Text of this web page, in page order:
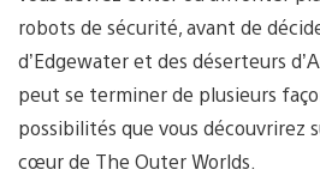
robots de sécurité, avant de
d’Edgewater et des déserteurs
peut se terminer de plusieurs
possibilités que vous découvrirez
cœur de The Outer Worlds.